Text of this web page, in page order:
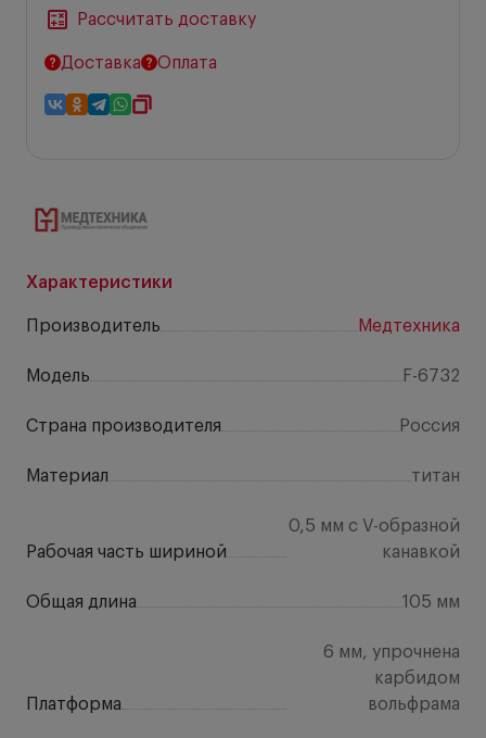
Характеристики
Производитель Медтехника
Модель F-6732
Страна производителя Россия
Материал титан
Рабочая часть шириной
0,5 мм с V-образной
канавкой
Общая длина 105 мм
Платформа
6 мм, упрочнена
карбидом
вольфрама
Рассчитать доставку
Доставка Оплата